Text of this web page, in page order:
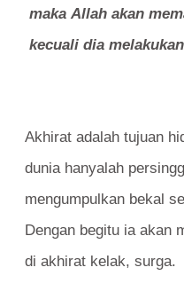
maka Allah akan
kecuali dia
Akhirat adalah tujuan
dunia hanyalah
mengumpulkan bekal
Dengan begitu ia akan
di akhirat kelak, surga.